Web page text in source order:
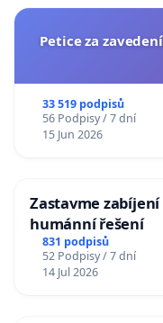
Petice za
33 519 podpisů
56 Podpisy / 7 dní
15 Jun 2026
Zastavme
humánní řešení
831 podpisů
52 Podpisy / 7 dní
14 Jul 2026